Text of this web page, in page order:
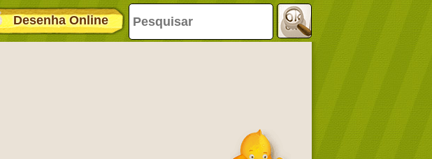
Desenha Online